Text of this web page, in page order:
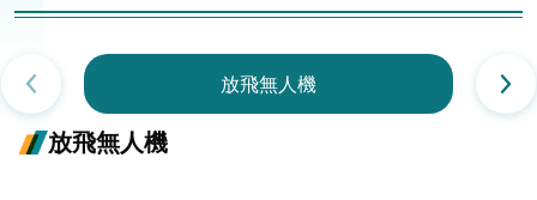
放飛無人機
放飛無人機